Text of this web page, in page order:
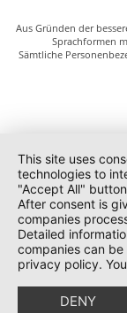
Aus Gründen der
Sprachformen
Sämtliche
This site uses
technologies to
"Accept All"
After consent is
companies
Detailed
companies can
privacy policy.
DENY